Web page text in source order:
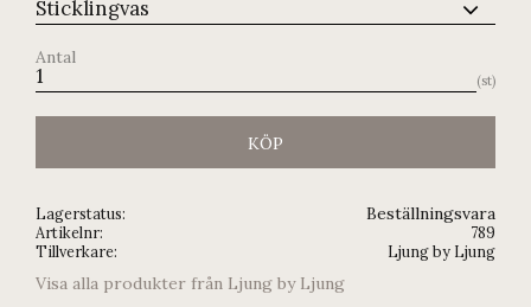
Antal
st
KÖP
Lagerstatus Beställningsvara
Artikelnr
789
Tillverkare
Ljung by Ljung
Visa alla produkter från Ljung by Ljung